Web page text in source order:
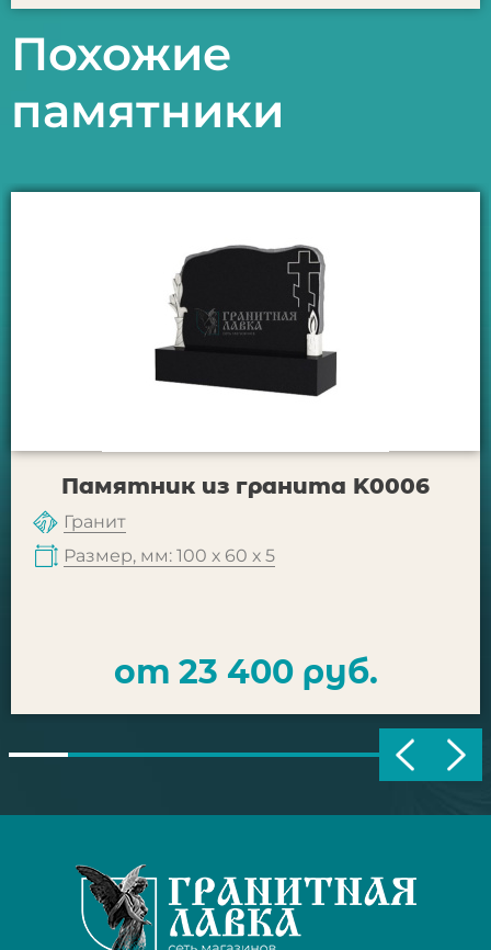
Похожие
памятники
Памятник из гранита K0006
Гранит
Размер, мм: 100 х 60 х 5
от 23 400 руб.